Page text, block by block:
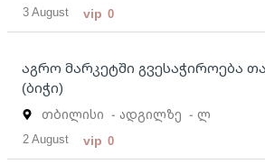
3 August vip 0
აგრო მარკეტში გვესაჭიროება
(ბიჭი)
თბილისი - ადგილზე - ლ
2 August vip 0